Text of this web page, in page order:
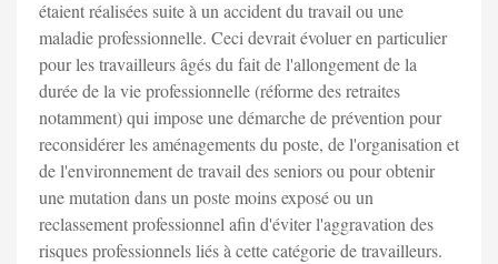
étaient réalisées suite à un accident du travail ou une
maladie professionnelle. Ceci devrait évoluer en particulier
pour les travailleurs âgés du fait de l'allongement de la
durée de la vie professionnelle (réforme des retraites
notamment) qui impose une démarche de prévention pour
reconsidérer les aménagements du poste, de l'organisation et
de l'environnement de travail des seniors ou pour obtenir
une mutation dans un poste moins exposé ou un
reclassement professionnel afin d'éviter l'aggravation des
risques professionnels liés à cette catégorie de travailleurs.